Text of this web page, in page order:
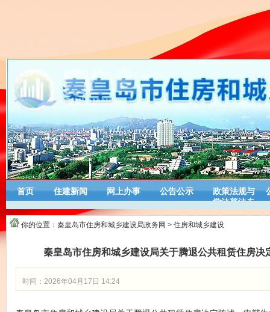
首页 住建新闻 网上办事 公告公示
政策法规与
学法普法专
你的位置： 秦皇岛市住房和城乡建设局政务网 > 住房和城乡建设
秦皇岛市住房和城乡建设局关于腾退公共租赁住房决
时间：2026年04月17日 14:24